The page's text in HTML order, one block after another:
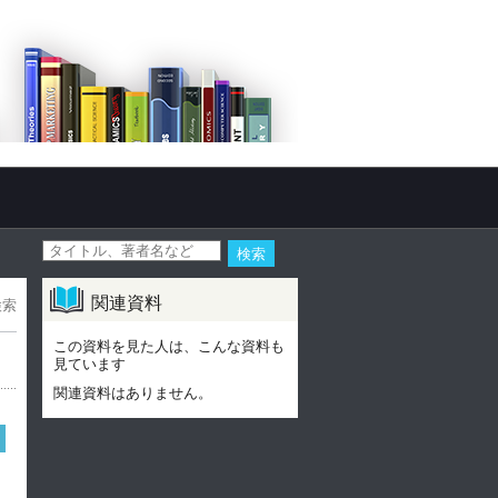
関連資料
この資料を見た人は、こんな資料も
見ています
関連資料はありません。